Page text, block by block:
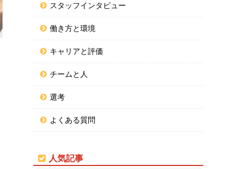
スタッフインタビュー
働き方と環境
キャリアと評価
チームと人
選考
よくある質問
人気記事